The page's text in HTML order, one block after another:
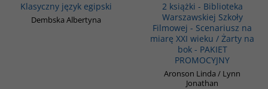
Klasyczny język egipski
Dembska Albertyna
2 książki - Biblioteka
Warszawskiej Szkoły
Filmowej - Scenariusz na
miarę XXI wieku / Żarty na
bok - PAKIET
PROMOCYJNY
Aronson Linda / Lynn
Jonathan